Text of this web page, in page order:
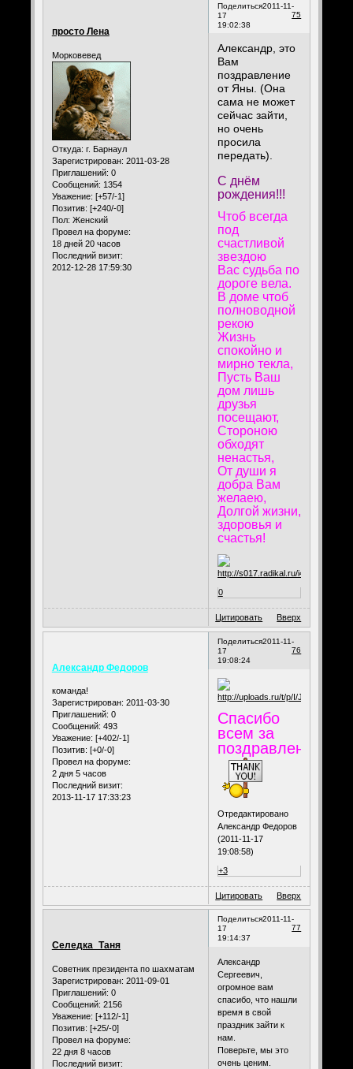
Поделиться
75
2011-11-
17
19:02:38
просто Лена
Морковевед
Откуда: г. Барнаул
Зарегистрирован: 2011-03-28
Приглашений: 0
Сообщений: 1354
Уважение: [+57/-1]
Позитив: [+240/-0]
Пол: Женский
Провел на форуме:
18 дней 20 часов
Последний визит:
2012-12-28 17:59:30
Александр, это
Вам
поздравление
от Яны. (Она
сама не может
сейчас зайти,
но очень
просила
передать).
С днём
рождения!!!
Чтоб всегда
под
счастливой
звездою
Вас судьба по
дороге вела.
В доме чтоб
полноводной
рекою
Жизнь
спокойно и
мирно текла,
Пусть Ваш
дом лишь
друзья
посещают,
Стороною
обходят
ненастья,
От души я
добра Вам
желаею,
Долгой жизни,
здоровья и
счастья!
0
Цитировать Вверх
Поделиться
76
2011-11-
17
19:08:24
Александр Федоров
команда!
Зарегистрирован: 2011-03-30
Приглашений: 0
Сообщений: 493
Уважение: [+402/-1]
Позитив: [+0/-0]
Провел на форуме:
2 дня 5 часов
Последний визит:
2013-11-17 17:33:23
Спасибо
всем за
поздравления!
Отредактировано
Александр Федоров
(2011-11-17
19:08:58)
+3
Цитировать Вверх
Поделиться
77
2011-11-
17
19:14:37
Селедка_Таня
Советник президента по шахматам
Зарегистрирован: 2011-09-01
Приглашений: 0
Сообщений: 2156
Уважение: [+112/-1]
Позитив: [+25/-0]
Провел на форуме:
22 дня 8 часов
Последний визит:
Александр
Сергеевич,
огромное вам
спасибо, что нашли
время в свой
праздник зайти к
нам.
Поверьте, мы это
очень ценим.